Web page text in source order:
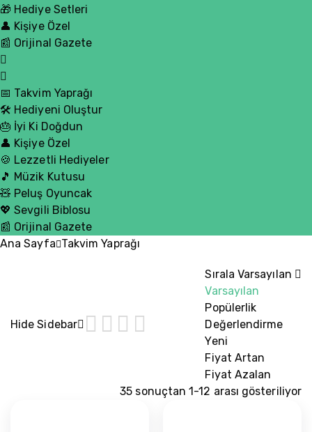
🎁 Hediye Setleri
👤 Kişiye Özel
📰 Orijinal Gazete
📅 Takvim Yaprağı
🛠️ Hediyeni Oluştur
🎂 İyi Ki Doğdun
👤 Kişiye Özel
🍪 Lezzetli Hediyeler
🎵 Müzik Kutusu
🧸 Peluş Oyuncak
💖 Sevgili Biblosu
📰 Orijinal Gazete
Ana Sayfa Takvim Yaprağı
Hide Sidebar
Sırala Varsayılan
Varsayılan
Popülerlik
Değerlendirme
Yeni
Fiyat Artan
Fiyat Azalan
35 sonuçtan 1-12 arası gösteriliyor